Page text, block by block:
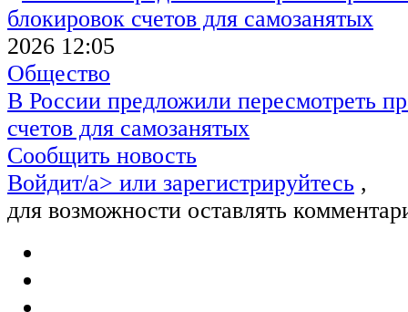
2026 12:05
Общество
В России предложили пересмотреть
счетов для самозанятых
Сообщить новость
Войдит/a> или зарегистрируйтесь ,
для возможности оставлять